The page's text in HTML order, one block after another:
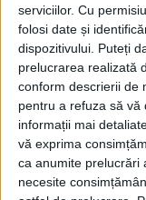
serviciilor. Cu
folosi date și
dispozitivului. Puteți
prelucrarea realizată
conform descrierii de
pentru a refuza să vă
informații mai
vă exprima
ca anumite prelucrări
necesite
Furtul